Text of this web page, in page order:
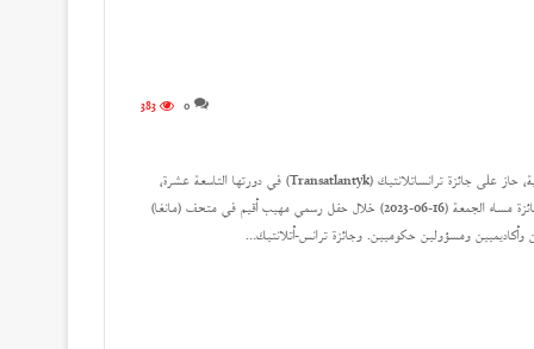
0
383
هاتف جنابي؛ شاعر وكاتب ومترجم للأدب البولندي إلى العربية والعربية إلى البولندية، حاز على جائزة ترانساتلانتيك (Transatlantyk) في دورتها التاسعة عشرة،
تقديراً لإنجازاته البارزة في نشر وترويج الأدب البولندي والثقافة البولندية. قدمت الجائزة مساء الجمعة (16-06-2023) خلال حفل رسمي مهيب أقيم في متحف (مانغا)
وأكاديميين ومسؤولين حكوميين. وجائزة ترانس-أتلانتيك…